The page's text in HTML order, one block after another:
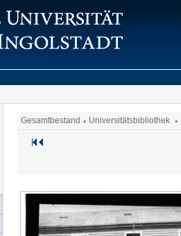
Gesamtbestand Universitätsbibliothek